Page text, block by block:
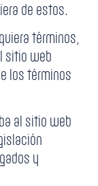
de estos.
términos,
sitio web
los términos
al sitio web
y